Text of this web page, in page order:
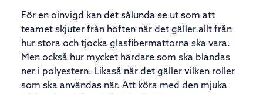
För en oinvigd kan det sålunda se ut som att
teamet skjuter från höften när det gäller allt från
hur stora och tjocka glasfibermattorna ska vara.
Men också hur mycket härdare som ska blandas
ner i polyestern. Likaså när det gäller vilken roller
som ska användas när. Att köra med den mjuka